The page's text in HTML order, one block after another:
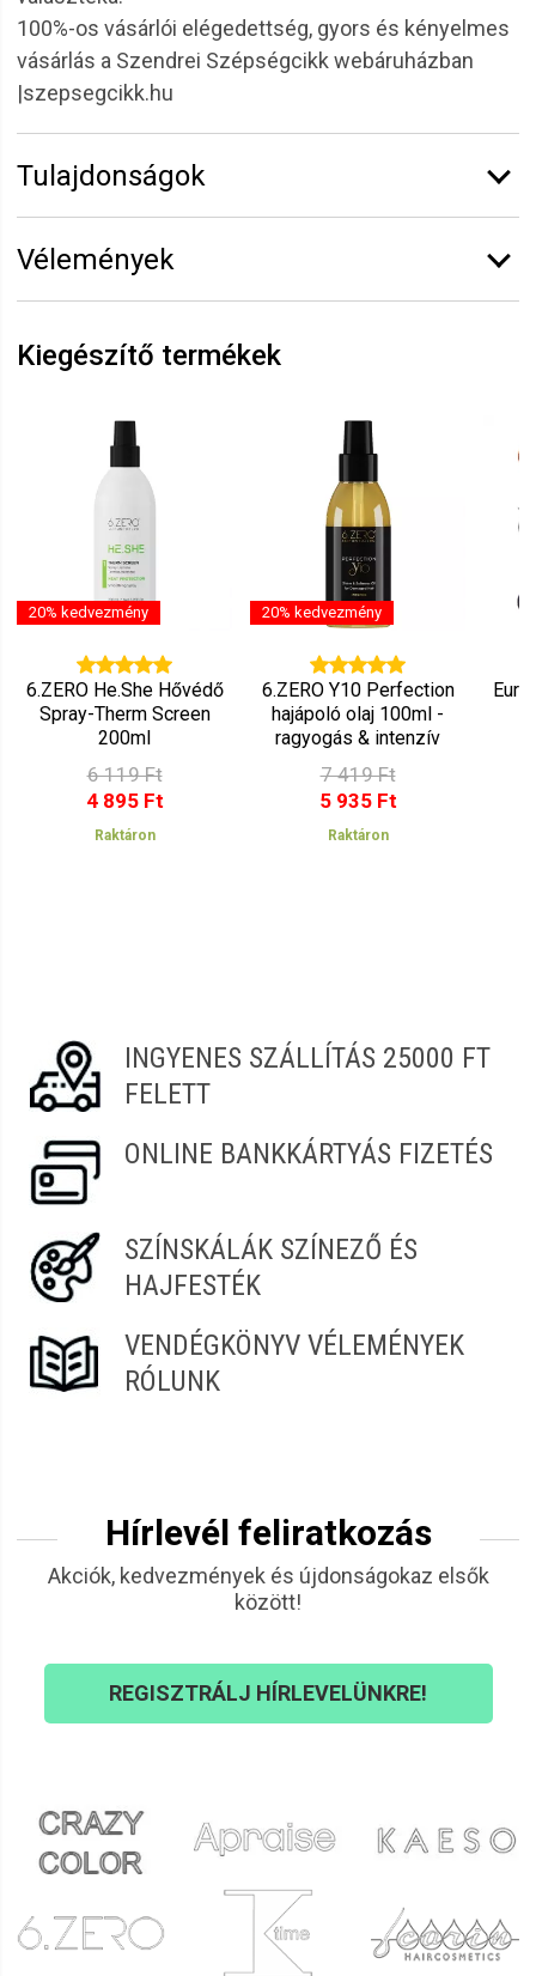
100%-os vásárlói elégedettség, gyors és kényelmes
vásárlás a Szendrei Szépségcikk webáruházban
|szepsegcikk.hu
Tulajdonságok
Teljesítmény:
Vélemények
Csilla
elvárásaimnak.
Kiegészítő termékek
20% kedvezmény
6.ZERO He.She Hővédő
Spray-Therm Screen
200ml
6 119 Ft
4 895 Ft
Raktáron
20% kedvezmény
6.ZERO Y10 Perfection
hajápoló olaj 100ml -
ragyogás & intenzív
puhaság
7 419 Ft
5 935 Ft
Raktáron
INGYENES SZÁLLÍTÁS 25000 FT
FELETT
ONLINE BANKKÁRTYÁS FIZETÉS
SZÍNSKÁLÁK SZÍNEZŐ ÉS
HAJFESTÉK
VENDÉGKÖNYV VÉLEMÉNYEK
RÓLUNK
Hírlevél feliratkozás
Akciók, kedvezmények és újdonságokaz elsők
között!
REGISZTRÁLJ HÍRLEVELÜNKRE!